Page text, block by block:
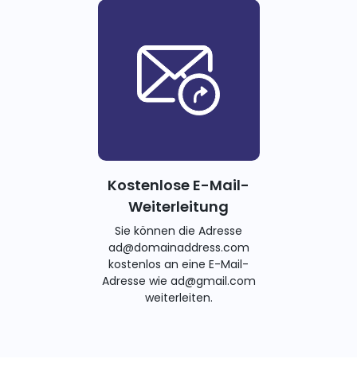
Kostenlose E-Mail-
Weiterleitung
Sie können die Adresse
ad@domainaddress.com
kostenlos an eine E-Mail-
Adresse wie ad@gmail.com
weiterleiten.